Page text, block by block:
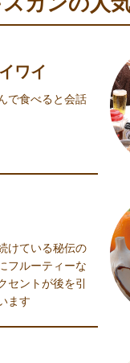
ワイ
で食べると会話
けている秘伝の
フルーティーな
セントが後を引
ます